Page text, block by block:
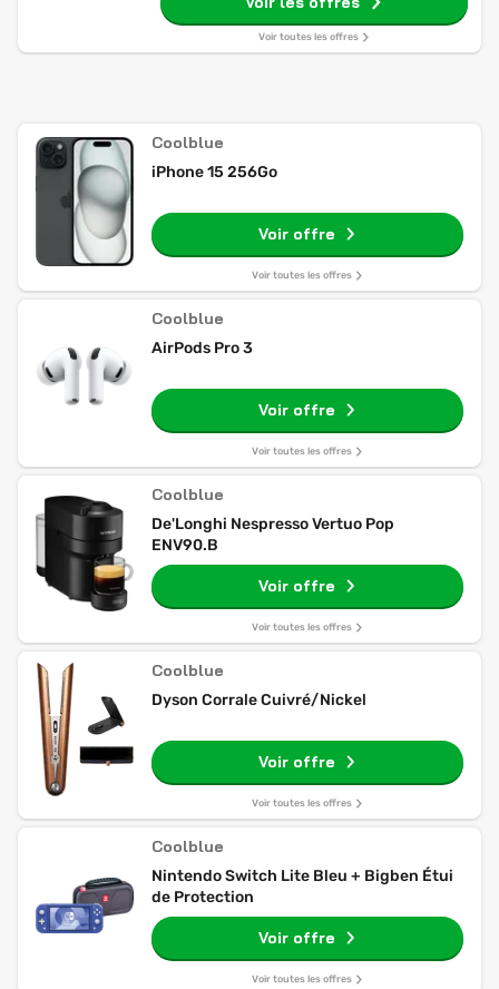
Voir toutes les offres
Coolblue
iPhone 15 256Go
Voir offre
Voir toutes les offres
Coolblue
AirPods Pro 3
Voir offre
Voir toutes les offres
Coolblue
De'Longhi Nespresso Vertuo Pop
ENV90.B
Voir offre
Voir toutes les offres
Coolblue
Dyson Corrale Cuivré/Nickel
Voir offre
Voir toutes les offres
Coolblue
Nintendo Switch Lite Bleu + Bigben Étui
de Protection
Voir offre
Voir toutes les offres